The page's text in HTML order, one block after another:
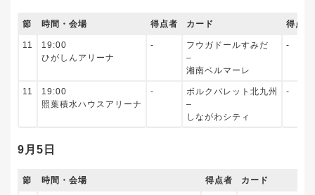
節 時間・会場 得点者 カード 得点者
11
19:00
ひがしんアリーナ
‐
フウガドールすみだ
–
湘南ベルマーレ
‐
11
19:00
照葉積水ハウスアリーナ
‐
ボルクバレット北九州
–
しながわシティ
‐
9月5日
節 時間・会場 得点者 カード